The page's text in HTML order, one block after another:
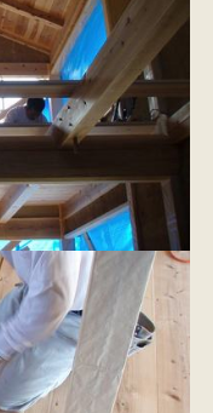
来場予約